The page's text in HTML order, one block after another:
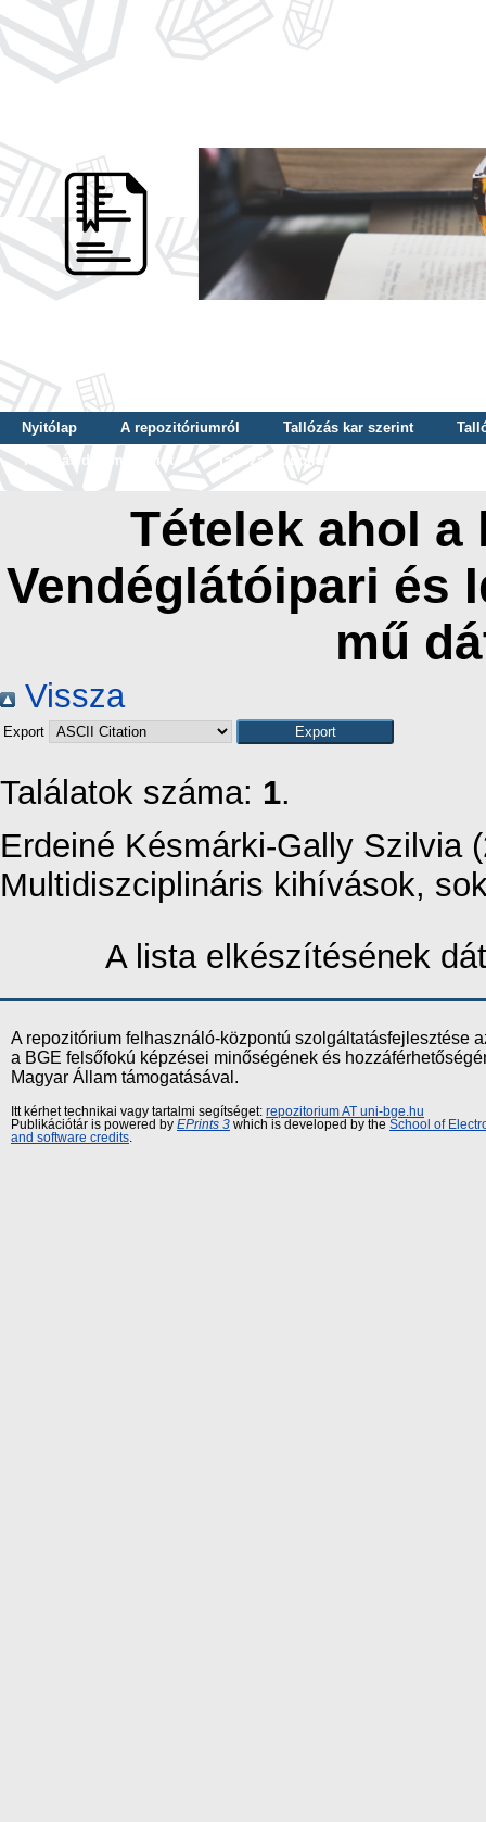
Nyitólap A repozitóriumról Tallózás kar szerint
Tallózás dátum szerint
Tallózás tudományterület szerint
Tételek ahol
Vendéglátóipari és
mű
Vissza
Export
Találatok száma: 1.
Erdeiné Késmárki-Gally Szilvia
Multidiszciplináris kihívások,
A lista elkészítésének
A repozitórium felhasználó-központú szolgáltatásfejlesztése
a BGE felsőfokú képzései minőségének és
Magyar Állam támogatásával.
Itt kérhet technikai vagy tartalmi segítséget: repozitorium AT uni-bge.hu
Publikációtár is powered by EPrints 3 which is developed by the School of
and software credits